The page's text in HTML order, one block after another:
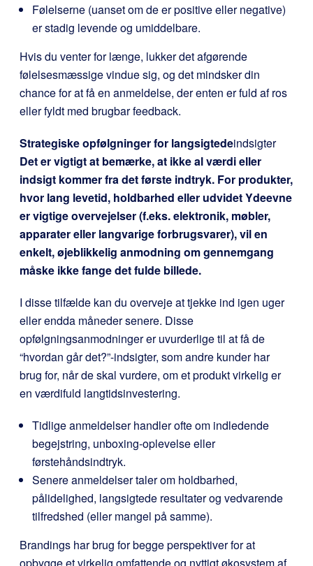
Følelserne (uanset om de er positive eller negative)
er stadig levende og umiddelbare.
Hvis du venter for længe, lukker det afgørende
følelsesmæssige vindue sig, og det mindsker din
chance for at få en anmeldelse, der enten er fuld af ros
eller fyldt med brugbar feedback.
Strategiske opfølgninger for langsigtedeindsigter
Det er vigtigt at bemærke, at ikke al værdi eller
indsigt kommer fra det første indtryk. For produkter,
hvor lang levetid, holdbarhed eller udvidet Ydeevne
er vigtige overvejelser (f.eks. elektronik, møbler,
apparater eller langvarige forbrugsvarer), vil en
enkelt, øjeblikkelig anmodning om gennemgang
måske ikke fange det fulde billede.
I disse tilfælde kan du overveje at tjekke ind igen uger
eller endda måneder senere. Disse
opfølgningsanmodninger er uvurderlige til at få de
“hvordan går det?”-indsigter, som andre kunder har
brug for, når de skal vurdere, om et produkt virkelig er
en værdifuld langtidsinvestering.
Tidlige anmeldelser handler ofte om indledende
begejstring, unboxing-oplevelse eller
førstehåndsindtryk.
Senere anmeldelser taler om holdbarhed,
pålidelighed, langsigtede resultater og vedvarende
tilfredshed (eller mangel på samme).
Brandings har brug for begge perspektiver for at
opbygge et virkelig omfattende og nyttigt økosystem af